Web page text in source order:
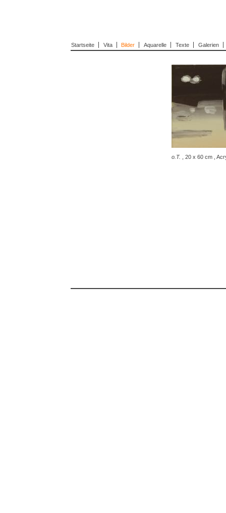
Startseite Vita Bilder Aquarelle Texte Galerien
o.T. , 20 x 60 cm ,